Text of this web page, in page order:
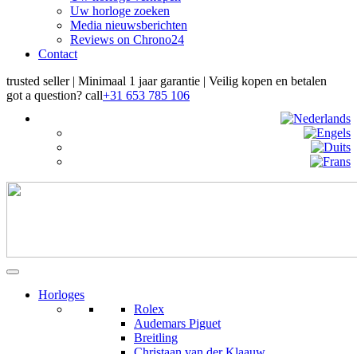
Uw horloge zoeken
Media nieuwsberichten
Reviews on Chrono24
Contact
trusted seller | Minimaal 1 jaar garantie | Veilig kopen en betalen
got a question? call+31 653 785 106
Horloges
Rolex
Audemars Piguet
Breitling